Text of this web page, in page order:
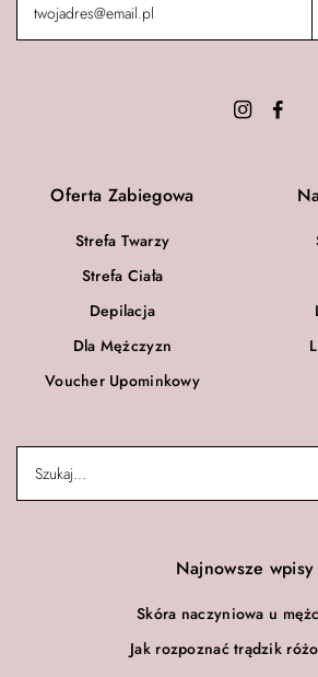
Najnowsze wpisy
Skóra naczyniowa u
Jak rozpoznać trądzik
Oferta Zabiegowa
Strefa Twarzy
Strefa Ciała
Depilacja
Dla Mężczyzn
Voucher Upominkowy